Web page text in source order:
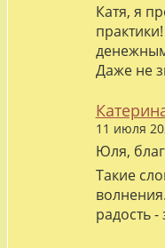
Катя, я
Даже не
11 июля
Юля,
Такие
радость -